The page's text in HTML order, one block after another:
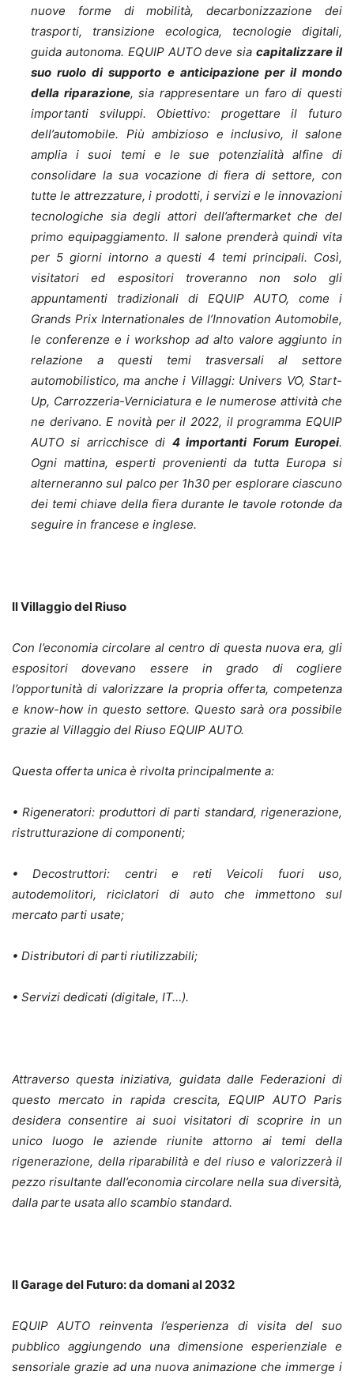
nuove forme di mobilità, decarbonizzazione dei
trasporti, transizione ecologica, tecnologie digitali,
guida autonoma. EQUIP AUTO deve siacapitalizzare il
suo ruolo di supporto e anticipazione per il mondo
della riparazione, sia rappresentare un faro di questi
importanti sviluppi. Obiettivo: progettare il futuro
dell’automobile. Più ambizioso e inclusivo, il salone
amplia i suoi temi e le sue potenzialità alfine di
consolidare la sua vocazione di fiera di settore, con
tutte le attrezzature, i prodotti, i servizi e le innovazioni
tecnologiche sia degli attori dell’aftermarket che del
primo equipaggiamento.Il salone prenderà quindi vita
per 5 giorni intorno a questi 4 temi principali. Così,
visitatori ed espositori troveranno non solo gli
appuntamenti tradizionali di EQUIP AUTO, come i
Grands Prix Internationales de l’Innovation Automobile,
le conferenze e i workshop ad alto valore aggiunto in
relazione a questi temi trasversali al settore
automobilistico, ma anche i Villaggi: Univers VO, Start-
Up, Carrozzeria-Verniciatura e le numerose attività che
ne derivano.E novità per il 2022, il programma EQUIP
AUTO si arricchisce di 4 importanti Forum Europei.
Ogni mattina, esperti provenienti da tutta Europa si
alterneranno sul palco per 1h30 per esplorare ciascuno
dei temi chiave della fiera durante le tavole rotonde da
seguire in francese e inglese.
Il Villaggio del Riuso
Con l’economia circolare al centro di questa nuova era, gli
espositori dovevano essere in grado di cogliere
l’opportunità di valorizzare la propria offerta, competenza
e know-how in questo settore. Questo sarà ora possibile
grazie al Villaggio del Riuso EQUIP AUTO.
Questa offerta unica è rivolta principalmente a:
• Rigeneratori: produttori di parti standard, rigenerazione,
ristrutturazione di componenti;
• Decostruttori: centri e reti Veicoli fuori uso,
autodemolitori, riciclatori di auto che immettono sul
mercato parti usate;
• Distributori di parti riutilizzabili;
• Servizi dedicati (digitale, IT…).
Attraverso questa iniziativa, guidata dalle Federazioni di
questo mercato in rapida crescita, EQUIP AUTO Paris
desidera consentire ai suoi visitatori di scoprire in un
unico luogo le aziende riunite attorno ai temi della
rigenerazione, della riparabilità e del riuso e valorizzerà il
pezzo risultante dall’economia circolare nella sua diversità,
dalla parte usata allo scambio standard.
Il Garage del Futuro: da domani al 2032
EQUIP AUTO reinventa l’esperienza di visita del suo
pubblico aggiungendo una dimensione esperienziale e
sensoriale grazie ad una nuova animazione che immerge i